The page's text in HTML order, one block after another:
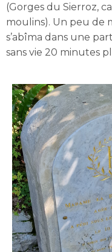
(Gorges du Sierroz,
moulins). Un peu de
s’abîma dans une
sans vie 20 minutes